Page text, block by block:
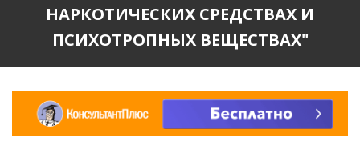
НАРКОТИЧЕСКИХ СРЕДСТВАХ И
ПСИХОТРОПНЫХ ВЕЩЕСТВАХ"